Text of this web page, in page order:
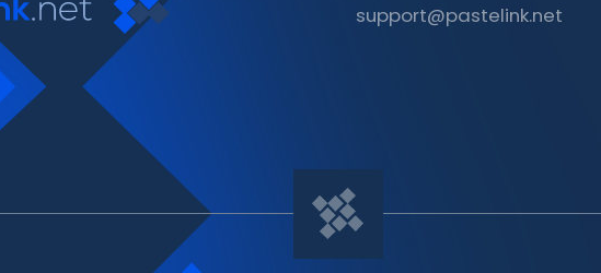
support@pastelink.net